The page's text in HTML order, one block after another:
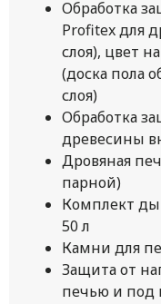
Обработка
Profitex для
слоя), цвет
(доска пола
слоя)
Обработка
древесины
Дровяная
парной)
Комплект
50 л
Камни для
Защита от
печью и под